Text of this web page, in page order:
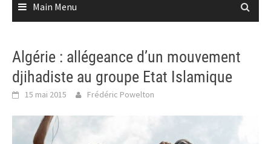
Main Menu
Algérie : allégeance d’un mouvement
djihadiste au groupe Etat Islamique
15 mai 2015 Frédéric Powelton